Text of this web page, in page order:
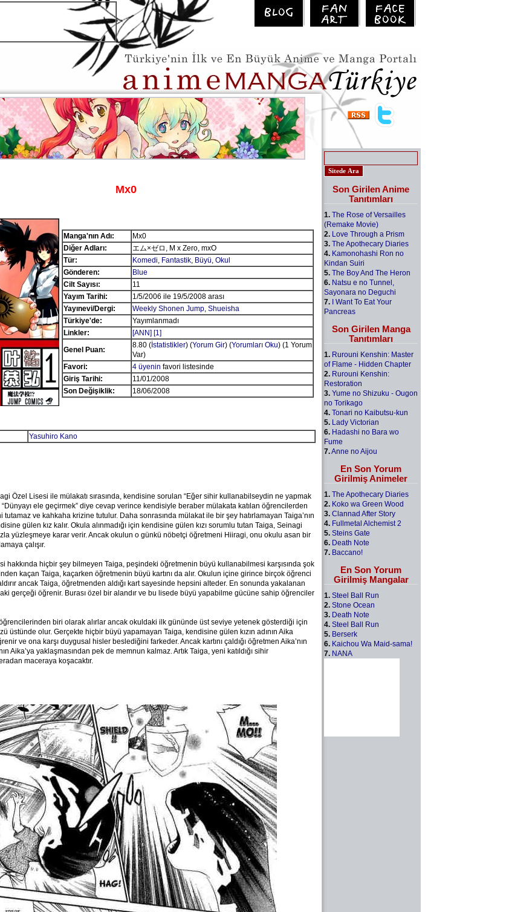
Mx0
Manga'nın Adı:
Mx0
Diğer Adları:
エム×ゼロ, M x Zero, mxO
Tür:
Komedi, Fantastik, Büyü, Okul
Gönderen:
Blue
Cilt Sayısı:
11
Yayım Tarihi:
1/5/2006 ile 19/5/2008 arası
Yayınevi/Dergi:
Weekly Shonen Jump, Shueisha
Türkiye'de:
Yayımlanmadı
Linkler:
[ANN] [1]
Genel Puan:
8.80 (İstatistikler) (Yorum Gir) (Yorumları Oku) (1 Yorum
Var)
Favori:
4 üyenin favori listesinde
Giriş Tarihi:
11/01/2008
Son Değişiklik:
18/06/2008
Yasuhiro Kano
Özel Lisesi ile mülakatı sırasında, kendisine sorulan “Eğer sihir kullanabilseydin ne yapmak
ele geçirmek” diye cevap verince kendisiyle beraber mülakata katılan öğrencilerden
tutamaz ve kahkaha krizine tutulur. Daha sonrasında mülakat ile bir şey hatırlamayan Taiga’nın
gülen kız kalır. Okula alınmadığı için kendisine gülen kızı sorumlu tutan Taiga, Seinagi
yüzleşmeye karar verir. Ancak okulun o günkü nöbetçi öğretmeni Hiiragi, onu okulu asan bir
çalışır.
hakkında hiçbir şey bilmeyen Taiga, peşindeki öğretmenin büyü kullanabilmesi karşısında şok
kaçan Taiga, kaçarken öğretmenin büyü kartını da alır. Okulun içine girince birçok öğrenci
ancak Taiga, öğretmenden aldığı kart sayesinde hepsini alteder. En sonunda yakalanan
gerçeği öğrenir. Burası özel bir alandır ve bu lisede büyü yapabilme gücüne sahip öğrenciler
öğrencilerinden biri olarak alırlar ancak okuldaki ilk gününde üst seviye yetenek gösterdiği için
üstünde olur. Gerçekte hiçbir büyü yapamayan Taiga, kendisine gülen kızın adının Aika
ve ona karşı duygusal hisler beslediğini farkeder. Ancak kartını çaldığı öğretmen Aika’nın
Aika’ya yaklaşmasından pek de memnun kalmaz. Artık Taiga, yeni katıldığı sihir
maceraya koşacaktır.
Son Girilen Anime
Tanıtımları
1. The Rose of Versailles
(Remake Movie)
2. Love Through a Prism
3. The Apothecary Diaries
4. Kamonohashi Ron no
Kindan Suiri
5. The Boy And The Heron
6. Natsu e no Tunnel,
Sayonara no Deguchi
7. I Want To Eat Your
Pancreas
Son Girilen Manga
Tanıtımları
1. Rurouni Kenshin: Master
of Flame - Hidden Chapter
2. Rurouni Kenshin:
Restoration
3. Yume no Shizuku - Ougon
no Torikago
4. Tonari no Kaibutsu-kun
5. Lady Victorian
6. Hadashi no Bara wo
Fume
7.Anne no Aijou
En Son Yorum
Girilmiş Animeler
1. The Apothecary Diaries
2. Koko wa Green Wood
3. Clannad After Story
4. Fullmetal Alchemist 2
5. Steins Gate
6. Death Note
7. Baccano!
En Son Yorum
Girilmiş Mangalar
1. Steel Ball Run
2. Stone Ocean
3. Death Note
4. Steel Ball Run
5. Berserk
6. Kaichou Wa Maid-sama!
7. NANA